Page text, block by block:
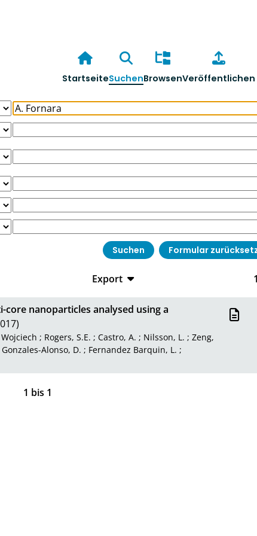
StartseiteSuchenBrowsenVeröffentlichen
Export
CSV
XML
nanoparticles analysed using a
; Rogers, S.E. ;Castro, A. ; Nilsson, L. ;Zeng,
Gonzales-Alonso, D. ; Fernandez Barquin, L. ;
1 bis 1